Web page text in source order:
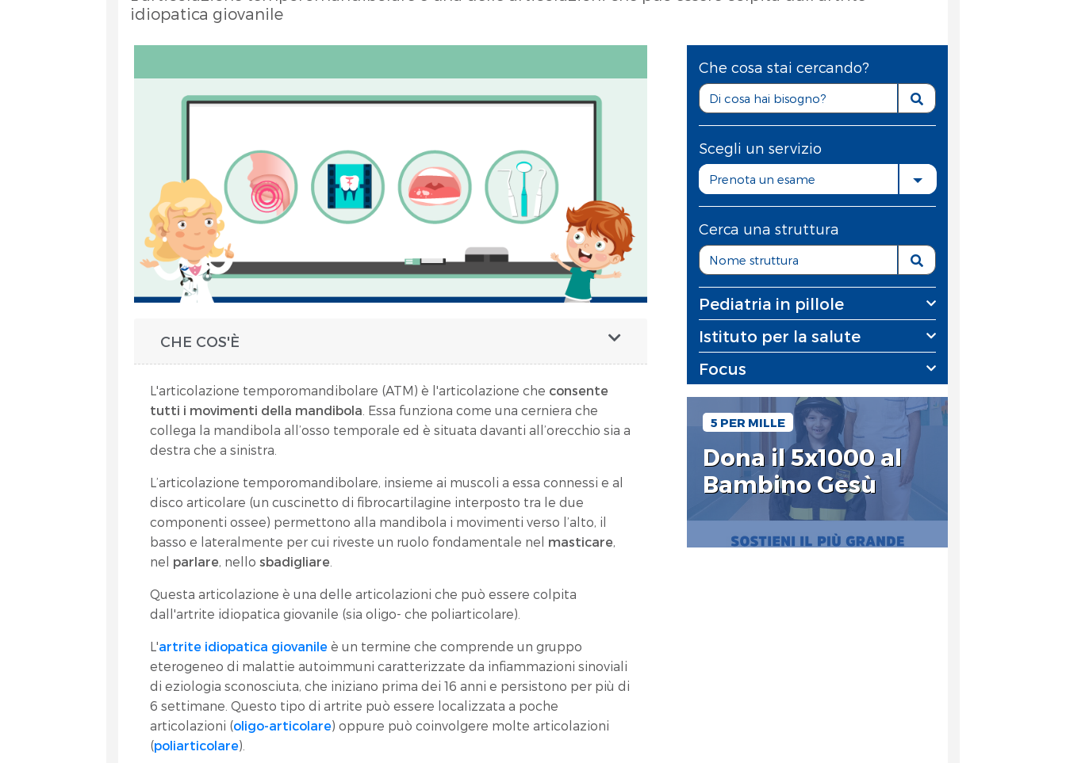
idiopatica giovanile
CHE COS'È
L'articolazione temporomandibolare (ATM) è l'articolazione che consente
tutti i movimenti della mandibola . Essa funziona come una cerniera che
collega la mandibola all’osso temporale ed è situata davanti all’orecchio sia a
destra che a sinistra.
L’articolazione temporomandibolare, insieme ai muscoli a essa connessi e al
disco articolare (un cuscinetto di fibrocartilagine interposto tra le due
componenti ossee) permettono alla mandibola i movimenti verso l’alto, il
basso e lateralmente per cui riveste un ruolo fondamentale nel masticare,
nel parlare, nellosbadigliare
Questa articolazione è una delle articolazioni che può essere colpita
dall'artrite idiopatica giovanile (sia oligo- che poliarticolare).
L'artrite idiopatica giovanile è un termine che comprende un gruppo
eterogeneo di malattie autoimmuni caratterizzate da infiammazioni sinoviali
di eziologia sconosciuta, che iniziano prima dei 16 anni e persistono per più di
6 settimane. Questo tipo di artrite può essere localizzata a poche
articolazioni (oligo-articolare) oppure può coinvolgere molte articolazioni
(poliarticolare).
Che cosa stai cercando?
Scegli un servizio
Prenota un esame
Cerca una struttura
Pediatria in pillole
Istituto per la salute
Focus
5 PER MILLE
Dona il 5x1000 al
Bambino Gesù